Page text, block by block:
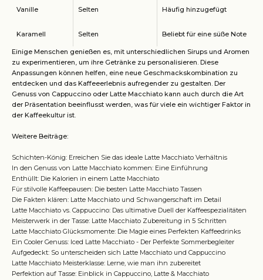
Vanille Selten Häufig hinzugefügt
Karamell Selten Beliebt für eine süße Note
Einige Menschen genießen es, mit unterschiedlichen Sirups und Aromen
zu experimentieren, um ihre Getränke zu personalisieren. Diese
Anpassungen können helfen, eine neue Geschmackskombination zu
entdecken und das Kaffeeerlebnis aufregender zu gestalten. Der
Genuss von Cappuccino oder Latte Macchiato kann auch durch die Art
der Präsentation beeinflusst werden, was für viele ein wichtiger Faktor in
der Kaffeekultur ist.
Weitere Beiträge:
Schichten-König: Erreichen Sie das ideale Latte Macchiato Verhältnis
In den Genuss von Latte Macchiato kommen: Eine Einführung
Enthüllt: Die Kalorien in einem Latte Macchiato
Für stilvolle Kaffeepausen: Die besten Latte Macchiato Tassen
Die Fakten klären: Latte Macchiato und Schwangerschaft im Detail
Latte Macchiato vs. Cappuccino: Das ultimative Duell der Kaffeespezialitäten
Meisterwerk in der Tasse: Latte Macchiato Zubereitung in 5 Schritten
Latte Macchiato Glücksmomente: Die Magie eines Perfekten Kaffeedrinks
Ein Cooler Genuss: Iced Latte Macchiato - Der Perfekte Sommerbegleiter
Aufgedeckt: So unterscheiden sich Latte Macchiato und Cappuccino
Latte Macchiato Meisterklasse: Lerne, wie man ihn zubereitet
Perfektion auf Tasse: Einblick in Cappuccino, Latte & Macchiato